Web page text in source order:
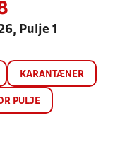
Pulje 1
KARANTÆNER
PULJE